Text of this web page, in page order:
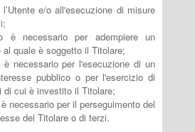
e/o all'esecuzione di misure
è necessario per adempiere un
al quale è soggetto il Titolare;
necessario per l'esecuzione di un
pubblico o per l'esercizio di
di cui è investito il Titolare;
necessario per il perseguimento del
del Titolare o di terzi.